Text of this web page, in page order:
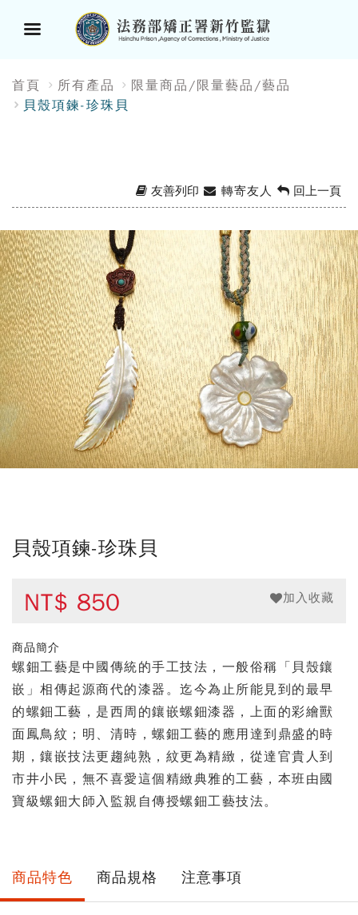
單
首頁 所有產品
限量商品/限量藝品/藝品
貝殼項鍊-珍珠貝
友善列印 轉寄友人 回上一頁
貝殼項鍊-珍珠貝
NT$ 850 加入收藏
商品簡介
螺鈿工藝是中國傳統的手工技法，一般俗稱「貝殼鑲
嵌」相傳起源商代的漆器。迄今為止所能見到的最早
的螺鈿工藝，是西周的鑲嵌螺鈿漆器，上面的彩繪獸
面鳳鳥紋；明、清時，螺鈿工藝的應用達到鼎盛的時
期，鑲嵌技法更趨純熟，紋更為精緻，從達官貴人到
市井小民，無不喜愛這個精緻典雅的工藝，本班由國
寶級螺鈿大師入監親自傳授螺鈿工藝技法。
商品特色 商品規格 注意事項